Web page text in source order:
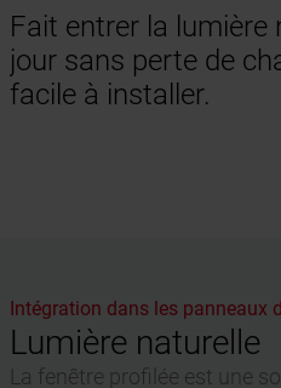
Fait entrer la lumière
jour sans perte de
facile à installer.
Intégration dans les panneaux
Lumière naturelle
La fenêtre profilée est une